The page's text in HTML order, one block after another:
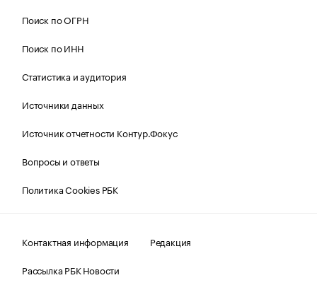
Поиск по ОГРН
Поиск по ИНН
Статистика и аудитория
Источники данных
Источник отчетности Контур.Фокус
Вопросы и ответы
Политика Cookies РБК
Контактная информация
Редакция
Рассылка РБК Новости